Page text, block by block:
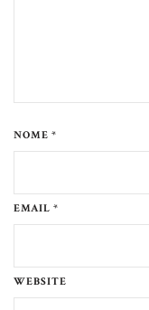
NOME *
EMAIL *
WEBSITE